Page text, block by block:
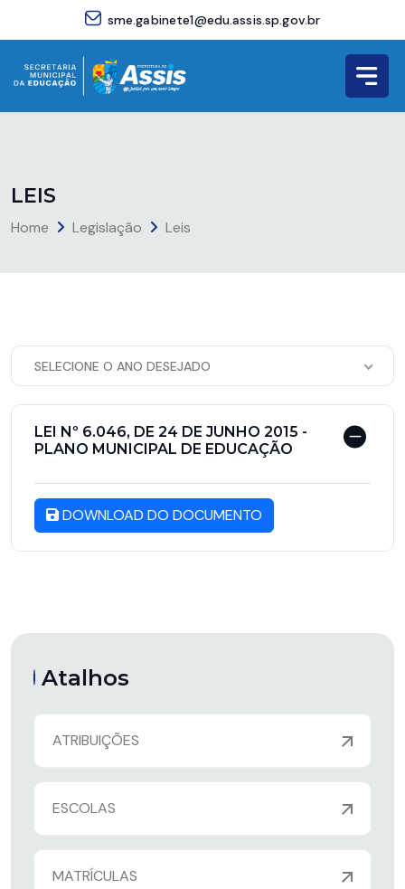
sme.gabinete1@edu.assis.sp.gov.br
LEIS
Home Legislação Leis
SELECIONE O ANO DESEJADO
LEI Nº 6.046, DE 24 DE JUNHO 2015 -
PLANO MUNICIPAL DE EDUCAÇÃO
DOWNLOAD DO DOCUMENTO
Atalhos
ATRIBUIÇÕES
ESCOLAS
MATRÍCULAS